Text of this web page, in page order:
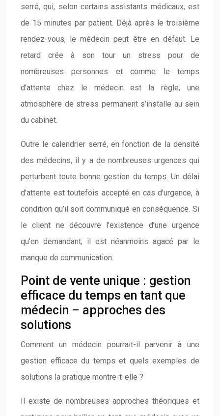
serré, qui, selon certains assistants médicaux, est
de 15 minutes par patient. Déjà après le troisième
rendez-vous, le médecin peut être en défaut. Le
retard crée à son tour un stress pour de
nombreuses personnes et comme le temps
d’attente chez le médecin est la règle, une
atmosphère de stress permanent s’installe au sein
du cabinet.
Outre le calendrier serré, en fonction de la densité
des médecins, il y a de nombreuses urgences qui
perturbent toute bonne gestion du temps. Un délai
d’attente est toutefois accepté en cas d’urgence, à
condition qu’il soit communiqué en conséquence. Si
le client ne découvre l’existence d’une urgence
qu’en demandant, il est néanmoins agacé par le
manque de communication.
Point de vente unique : gestion
efficace du temps en tant que
médecin – approches des
solutions
Comment un médecin pourrait-il parvenir à une
gestion efficace du temps et quels exemples de
solutions la pratique montre-t-elle ?
Il existe de nombreuses approches théoriques et